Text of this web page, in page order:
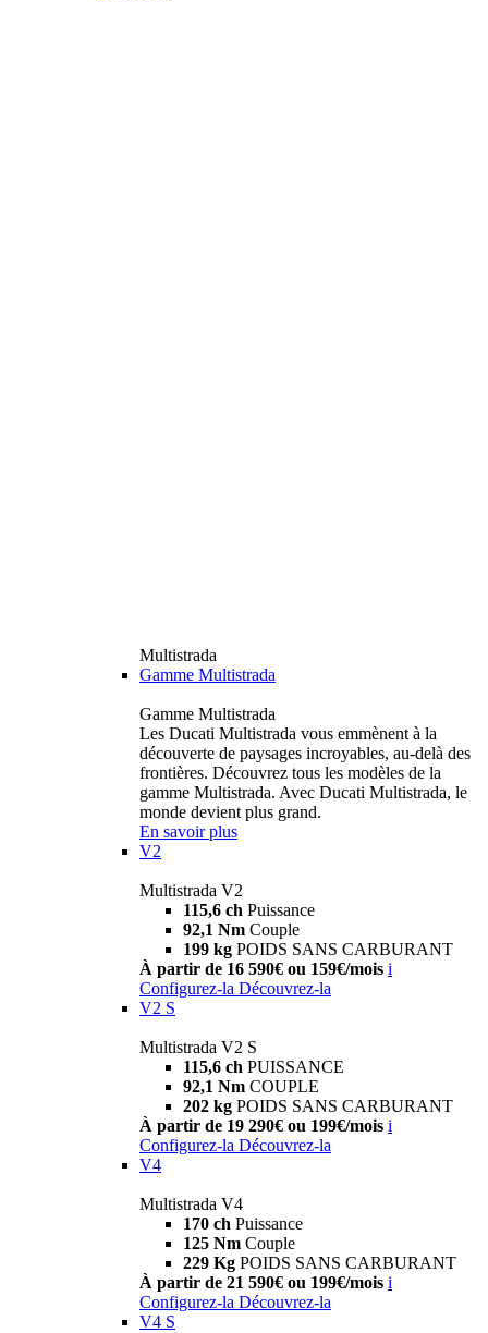
Multistrada
Gamme Multistrada
Gamme Multistrada
Les Ducati Multistrada vous emmènent à la
découverte de paysages incroyables, au-delà des
frontières. Découvrez tous les modèles de la
gamme Multistrada. Avec Ducati Multistrada, le
monde devient plus grand.
En savoir plus
V2
Multistrada V2
115,6 ch Puissance
92,1 Nm Couple
199 kg POIDS SANS CARBURANT
À partir de 16 590€ ou 159€/mois i
Configurez-la Découvrez-la
V2 S
Multistrada V2 S
115,6 ch PUISSANCE
92,1 Nm COUPLE
202 kg POIDS SANS CARBURANT
À partir de 19 290€ ou 199€/mois i
Configurez-la Découvrez-la
V4
Multistrada V4
170 ch Puissance
125 Nm Couple
229 Kg POIDS SANS CARBURANT
À partir de 21 590€ ou 199€/mois i
Configurez-la Découvrez-la
V4 S